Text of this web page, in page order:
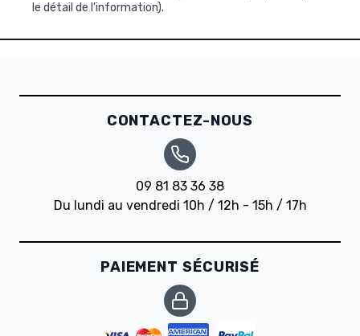
le détail de l'information).
CONTACTEZ-NOUS
09 81 83 36 38
Du lundi au vendredi 10h / 12h - 15h / 17h
PAIEMENT SÉCURISÉ